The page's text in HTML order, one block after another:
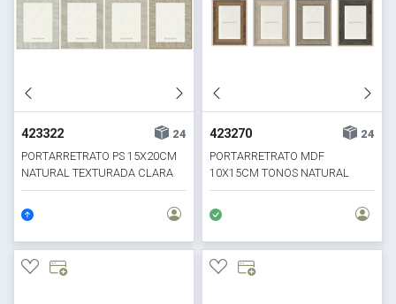
423322
24
PORTARRETRATO PS 15X20CM
NATURAL TEXTURADA CLARA
423270
24
PORTARRETRATO MDF
10X15CM TONOS NATURAL